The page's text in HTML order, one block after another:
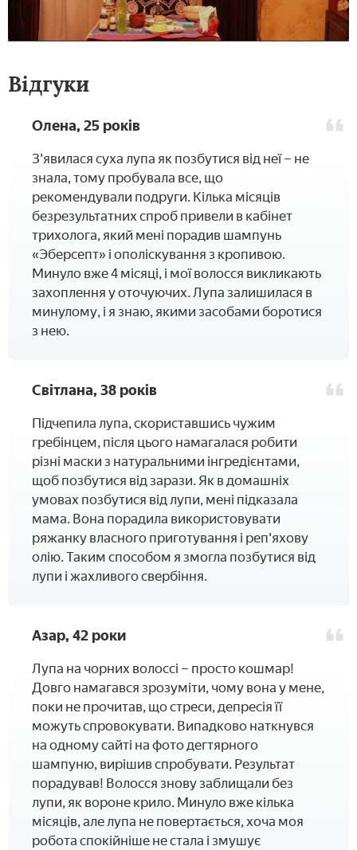
Відгуки
Олена, 25 років
З'явилася суха лупа як позбутися від неї – не
знала, тому пробувала все, що
рекомендували подруги. Кілька місяців
безрезультатних спроб привели в кабінет
трихолога, який мені порадив шампунь
«Эберсепт» і ополіскування з кропивою.
Минуло вже 4 місяці, і мої волосся викликають
захоплення у оточуючих. Лупа залишилася в
минулому, і я знаю, якими засобами боротися
з нею.
Світлана, 38 років
Підчепила лупа, скориставшись чужим
гребінцем, після цього намагалася робити
різні маски з натуральними інгредієнтами,
щоб позбутися від зарази. Як в домашніх
умовах позбутися від лупи, мені підказала
мама. Вона порадила використовувати
ряжанку власного приготування і реп'яхову
олію. Таким способом я змогла позбутися від
лупи і жахливого свербіння.
Азар, 42 роки
Лупа на чорних волоссі – просто кошмар!
Довго намагався зрозуміти, чому вона у мене,
поки не прочитав, що стреси, депресія її
можуть спровокувати. Випадково наткнувся
на одному сайті на фото дегтярного
шампуню, вирішив спробувати. Результат
порадував! Волосся знову заблищали без
лупи, як вороне крило. Минуло вже кілька
місяців, але лупа не повертається, хоча моя
робота спокійніше не стала і змушує